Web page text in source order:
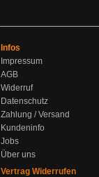
Infos
Impressum
AGB
Widerruf
Datenschutz
Zahlung / Versand
Kundeninfo
Jobs
Über uns
Vertrag Widerrufen